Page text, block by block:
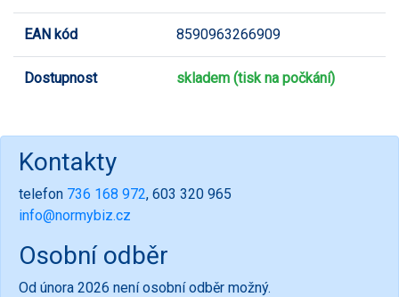
EAN kód 8590963266909
Dostupnost skladem (tisk na počkání)
Kontakty
telefon 736 168 972, 603 320 965
info@normybiz.cz
Osobní odběr
Od února 2026 není osobní odběr možný.